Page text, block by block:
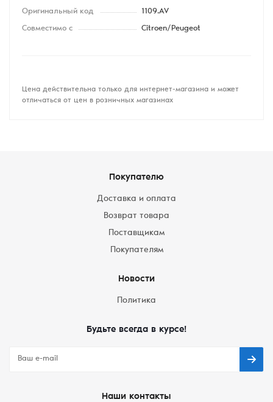
Оригинальный код 1109.AV
Совместимо с Citroen/Peugeot
Цена действительна только для интернет-магазина и может
отличаться от цен в розничных магазинах
Покупателю
Доставка и оплата
Возврат товара
Поставщикам
Покупателям
Новости
Политика
Будьте всегда в курсе!
Наши контакты